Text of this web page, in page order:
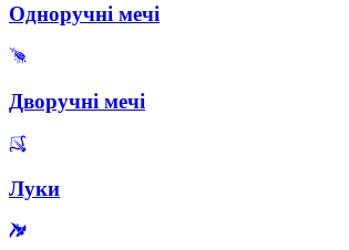
Одноручні мечі
Дворучні мечі
Луки